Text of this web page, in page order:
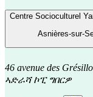
Centre Socioculturel
Asnières-sur-
46 avenue des
ኣድራሻ ኮፒ ግበርዎ